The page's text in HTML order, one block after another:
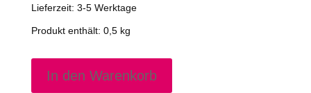
Lieferzeit: 3-5 Werktage
Produkt enthält: 0,5 kg
In den Warenkorb